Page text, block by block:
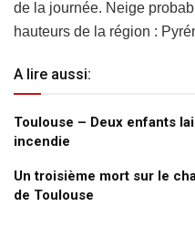
de la journée. Neige
hauteurs de la région :
A lire aussi:
Toulouse – Deux enfants
incendie
Un troisième mort sur le
de Toulouse